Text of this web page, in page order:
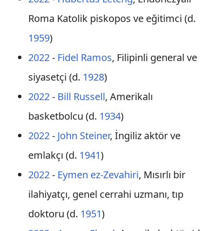
Roma Katolik piskopos ve eğitimci (d.
1959)
2022- Fidel Ramos, Filipinli general ve
siyasetçi (d. 1928)
2022- Bill Russell, Amerikalı
basketbolcu (d. 1934)
2022- John Steiner, İngiliz aktör ve
emlakçı (d. 1941)
2022- Eymen ez-Zevahiri, Mısırlı bir
ilahiyatçı, genel cerrahi uzmanı, tıp
doktoru (d. 1951)